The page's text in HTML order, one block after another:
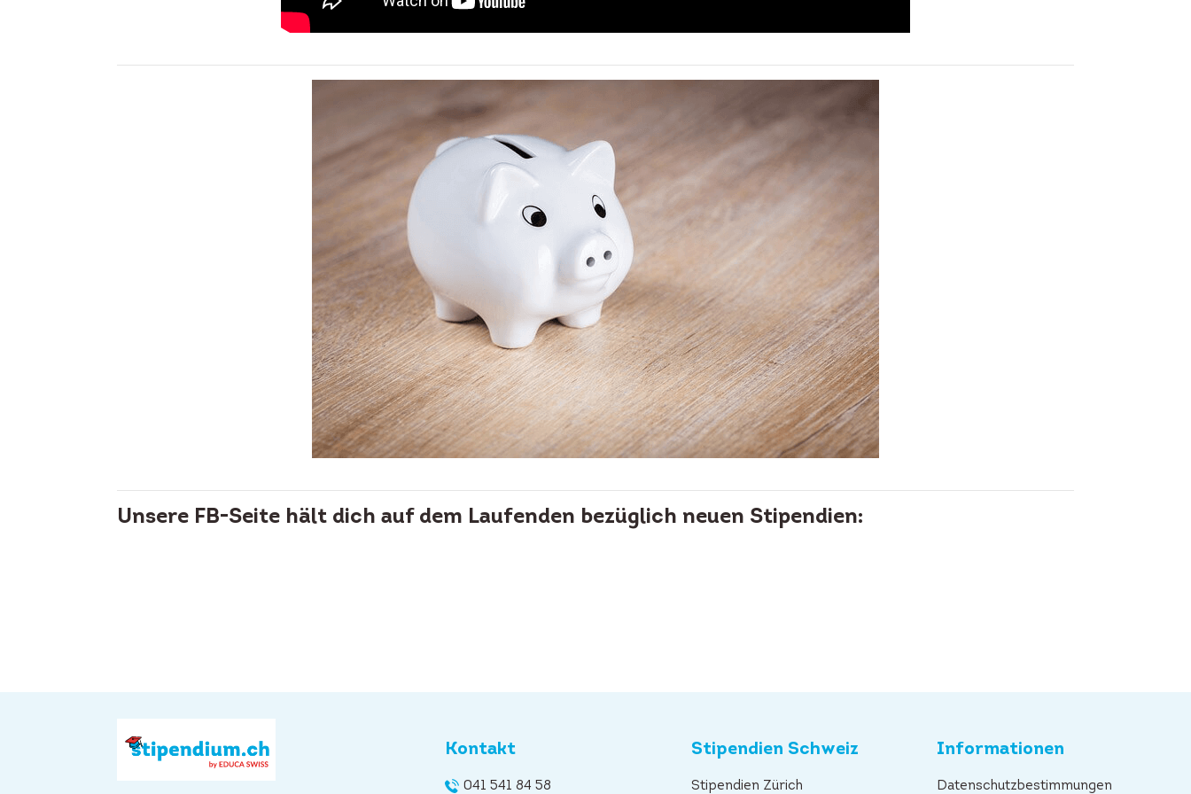
Unsere FB-Seite hält dich auf dem Laufenden bezüglich neuen Stipendien:
Kontakt
041 541 84 58
Stipendien Schweiz
Stipendien Zürich
Informationen
Datenschutzbestimmungen